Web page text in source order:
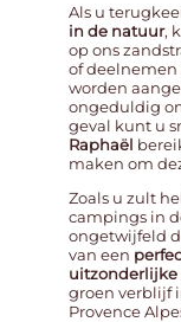
Als u
in de natuur,
op ons
of
worden
ongeduldig
geval kunt u
Raphaël
maken om
Zoals u zult
campings in
ongetwijfeld
van een
groen verblijf
Provence